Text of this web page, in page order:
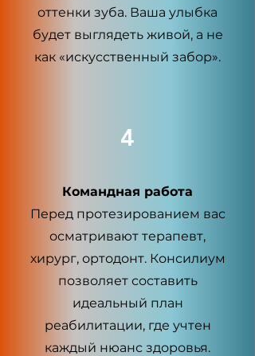
оттенки зуба. Ваша улыбка
будет выглядеть живой, а не
как «искусственный забор».
4
Командная работа
Перед протезированием вас
осматривают терапевт,
хирург, ортодонт. Консилиум
позволяет составить
идеальный план
реабилитации, где учтен
каждый нюанс здоровья.